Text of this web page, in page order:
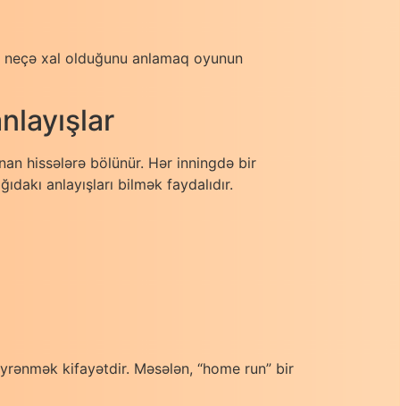
xal olduğunu anlamaq oyunun
hissələrə bölünür. Hər inningdə bir
anlayışları bilmək faydalıdır.
kifayətdir. Məsələn, “home run” bir